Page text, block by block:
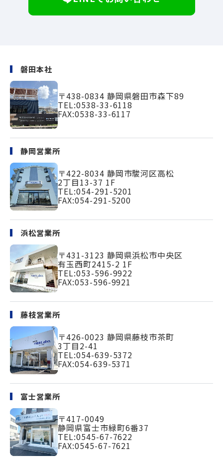
磐田本社
〒438-0834 静岡県磐田市森下89
TEL:0538-33-6118
FAX:0538-33-6117
静岡営業所
〒422-8034 静岡市駿河区高松
2丁目13-37 1F
TEL:054-291-5201
FAX:054-291-5200
浜松営業所
〒431-3123 静岡県浜松市中央区
有玉西町2415-2 1F
TEL:053-596-9922
FAX:053-596-9921
藤枝営業所
〒426-0023 静岡県藤枝市茶町
3丁目2-41
TEL:054-639-5372
FAX:054-639-5371
富士営業所
〒417-0049
静岡県富士市緑町6番37
TEL:0545-67-7622
FAX:0545-67-7621